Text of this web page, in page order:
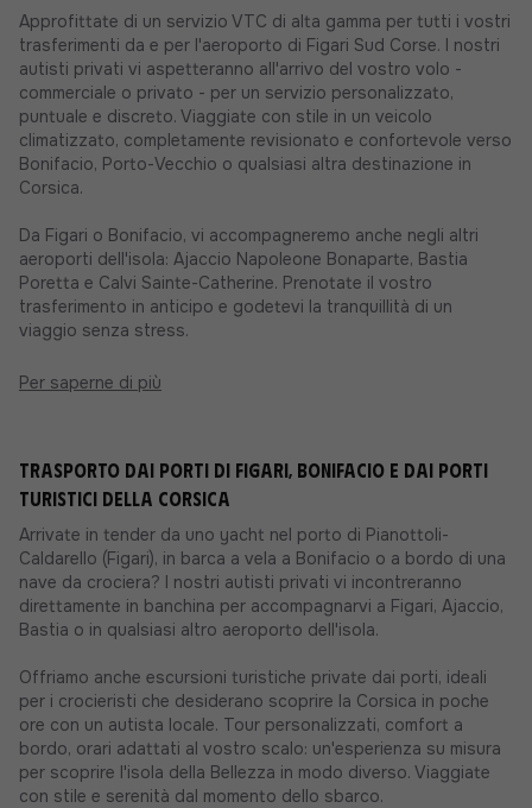
Approfittate di un servizio VTC di alta gamma per tutti i vostri
trasferimenti da e per l'aeroporto di Figari Sud Corse. I nostri
autisti privati vi aspetteranno all'arrivo del vostro volo -
commerciale o privato - per un servizio personalizzato,
puntuale e discreto. Viaggiate con stile in un veicolo
climatizzato, completamente revisionato e confortevole verso
Bonifacio, Porto-Vecchio o qualsiasi altra destinazione in
Corsica.
Da Figari o Bonifacio, vi accompagneremo anche negli altri
aeroporti dell'isola: Ajaccio Napoleone Bonaparte, Bastia
Poretta e Calvi Sainte-Catherine. Prenotate il vostro
trasferimento in anticipo e godetevi la tranquillità di un
viaggio senza stress.
Per saperne di più
Trasporto dai porti di Figari, Bonifacio e dai porti
turistici della Corsica
Arrivate in tender da uno yacht nel porto di Pianottoli-
Caldarello (Figari), in barca a vela a Bonifacio o a bordo di una
nave da crociera? I nostri autisti privati vi incontreranno
direttamente in banchina per accompagnarvi a Figari, Ajaccio,
Bastia o in qualsiasi altro aeroporto dell'isola.
Offriamo anche escursioni turistiche private dai porti, ideali
per i crocieristi che desiderano scoprire la Corsica in poche
ore con un autista locale. Tour personalizzati, comfort a
bordo, orari adattati al vostro scalo: un'esperienza su misura
per scoprire l'isola della Bellezza in modo diverso. Viaggiate
con stile e serenità dal momento dello sbarco.